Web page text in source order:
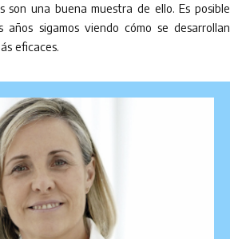
son una buena muestra de ello. Es posible
años sigamos viendo cómo se desarrollan
eficaces.